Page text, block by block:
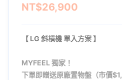
NT$26,900
【 LG 斜槓機 單入方案】
MYFEEL 獨家！
下單即贈送原廠置物盤（市價